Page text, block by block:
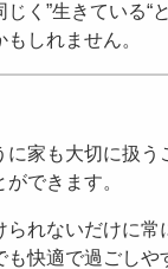
く”生きている“
しれません。
に家も大切に扱う
できます。
られないだけに常
も快適で過ごしや